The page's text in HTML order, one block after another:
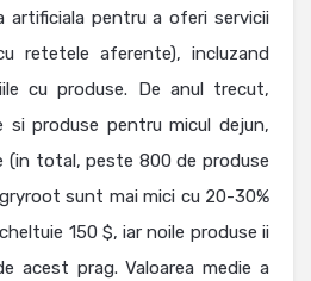
artificiala pentru a oferi servicii
retetele aferente), incluzand
cu produse. De anul trecut,
si produse pentru micul dejun,
(in total, peste 800 de produse
sunt mai mici cu 20-30%
150 $, iar noile produse ii
acest prag. Valoarea medie a